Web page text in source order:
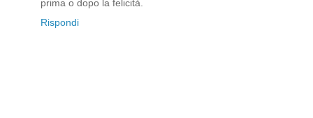
prima o dopo la felicità.
Rispondi